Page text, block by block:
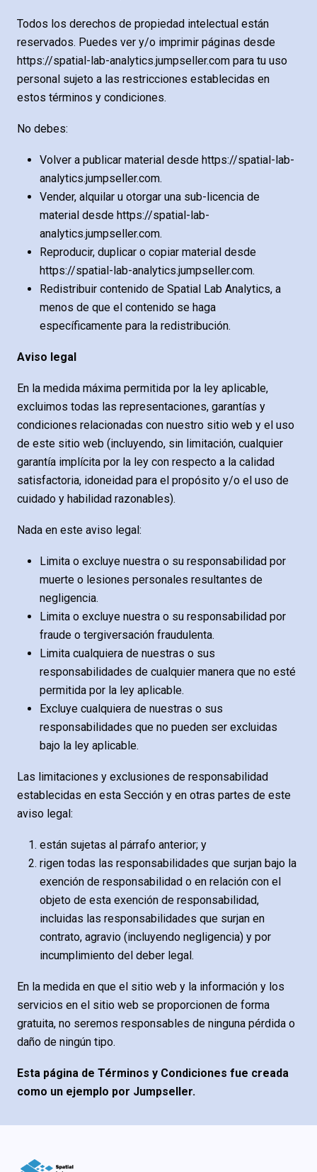
Todos los derechos de propiedad intelectual están
reservados. Puedes ver y/o imprimir páginas desde
https://spatial-lab-analytics.jumpseller.com para tu uso
personal sujeto a las restricciones establecidas en
estos términos y condiciones.
No debes:
Volver a publicar material desde https://spatial-lab-
analytics.jumpseller.com.
Vender, alquilar u otorgar una sub-licencia de
material desde https://spatial-lab-
analytics.jumpseller.com.
Reproducir, duplicar o copiar material desde
https://spatial-lab-analytics.jumpseller.com.
Redistribuir contenido de Spatial Lab Analytics, a
menos de que el contenido se haga
específicamente para la redistribución.
Aviso legal
En la medida máxima permitida por la ley aplicable,
excluimos todas las representaciones, garantías y
condiciones relacionadas con nuestro sitio web y el uso
de este sitio web (incluyendo, sin limitación, cualquier
garantía implícita por la ley con respecto a la calidad
satisfactoria, idoneidad para el propósito y/o el uso de
cuidado y habilidad razonables).
Nada en este aviso legal:
Limita o excluye nuestra o su responsabilidad por
muerte o lesiones personales resultantes de
negligencia.
Limita o excluye nuestra o su responsabilidad por
fraude o tergiversación fraudulenta.
Limita cualquiera de nuestras o sus
responsabilidades de cualquier manera que no esté
permitida por la ley aplicable.
Excluye cualquiera de nuestras o sus
responsabilidades que no pueden ser excluidas
bajo la ley aplicable.
Las limitaciones y exclusiones de responsabilidad
establecidas en esta Sección y en otras partes de este
aviso legal:
están sujetas al párrafo anterior; y
rigen todas las responsabilidades que surjan bajo la
exención de responsabilidad o en relación con el
objeto de esta exención de responsabilidad,
incluidas las responsabilidades que surjan en
contrato, agravio (incluyendo negligencia) y por
incumplimiento del deber legal.
En la medida en que el sitio web y la información y los
servicios en el sitio web se proporcionen de forma
gratuita, no seremos responsables de ninguna pérdida o
daño de ningún tipo.
Esta página de Términos y Condiciones fue creada
como un ejemplo por Jumpseller.